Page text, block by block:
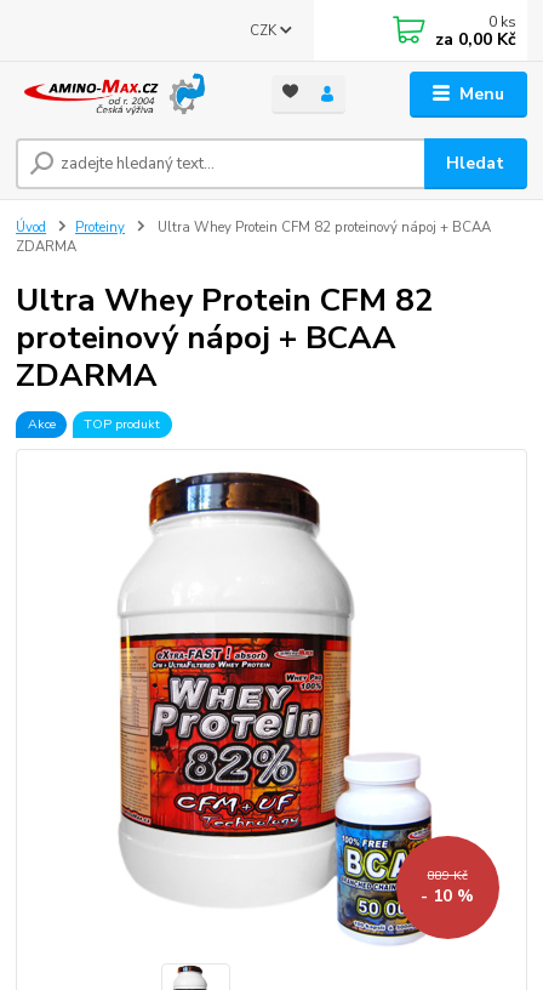
Menu
CZK
Hledat
0 ks
za 0,00 Kč
Úvod Proteiny
Ultra Whey Protein CFM 82 proteinový nápoj + BCAA
ZDARMA
Ultra Whey Protein CFM 82
proteinový nápoj + BCAA
ZDARMA
Akce TOP produkt
889 Kč
- 10 %